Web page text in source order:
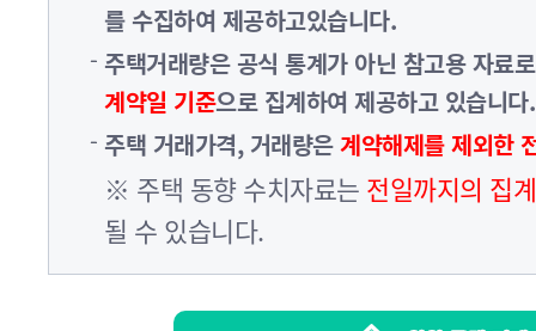
를 수집하여 제공하고있습니다.
주택거래량은 공식 통계가 아닌 참고용 자료
계약일 기준으로 집계하여 제공하고 있습니다.
주택 거래가격, 거래량은계약해제를 제외한
※ 주택 동향 수치자료는 전일까지의 집
될 수 있습니다.